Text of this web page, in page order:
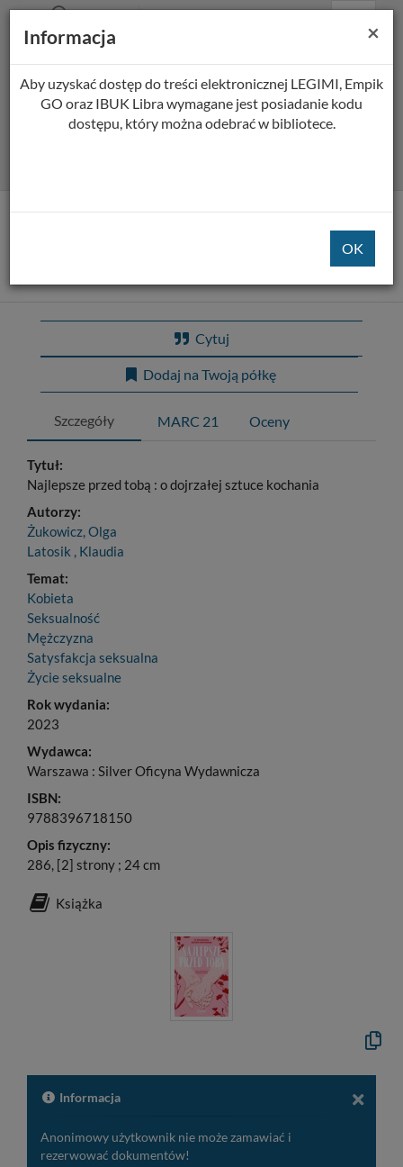
główne
główna
strona
główna
Menu
Wszystkie pola
Rozszerzone
Tytuł pozycji:
Najlepsze przed tobą : o
dojrzałej sztuce kochania
Cytuj
Dodaj na Twoją półkę
Szczegóły MARC 21 Oceny
Tytuł:
Najlepsze przed tobą : o dojrzałej sztuce kochania
Autorzy:
Żukowicz, Olga
Latosik , Klaudia
Temat:
Kobieta
Seksualność
Mężczyzna
Satysfakcja seksualna
Życie seksualne
Rok wydania:
2023
Wydawca:
Warszawa : Silver Oficyna Wydawnicza
ISBN:
9788396718150
Opis fizyczny:
286, [2] strony ; 24 cm
Książka
Kopiuj
Informacja
Anonimowy użytkownik nie może zamawiać i
rezerwować dokumentów!
×
Informacja
Aby uzyskać dostęp do treści elektronicznej LEGIMI, Empik
GO oraz IBUK Libra wymagane jest posiadanie kodu
dostępu, który można odebrać w bibliotece.